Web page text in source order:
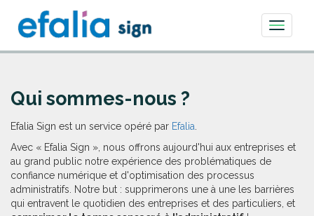
Toggle
Qui sommes-nous ?
Efalia Sign est un service opéré par Efalia
Avec « Efalia Sign », nous offrons aujourd'hui aux entreprises et
au grand public notre expérience des problématiques de
confiance numérique et d'optimisation des processus
administratifs. Notre but : supprimerons une à une les barrières
qui entravent le quotidien des entreprises et des particuliers, et